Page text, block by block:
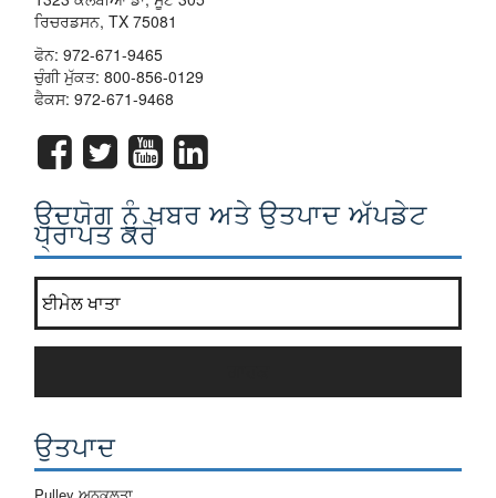
ਰਿਚਰਡਸਨ, TX 75081
ਫੋਨ: 972-671-9465
ਚੁੰਗੀ ਮੁੱਕਤ: 800-856-0129
ਫੈਕਸ: 972-671-9468
ਉਦਯੋਗ ਨੂੰ ਖਬਰ ਅਤੇ ਉਤਪਾਦ ਅੱਪਡੇਟ
ਪ੍ਰਾਪਤ ਕਰੋ
ਸਾਡੇ ਨਿਊਜ਼ਲੈਟਰ ਸੂਚੀ ਵਿੱਚ ਸ਼ਾਮਲ ਹੋ ਜਾਓ? *
ਉਤਪਾਦ